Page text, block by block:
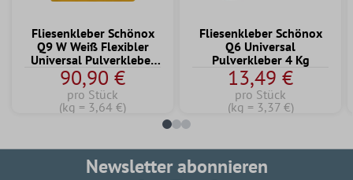
Fliesenkleber Schönox
Q9 W Weiß Flexibler
Universal Pulverkleber
25 KG
90,90 €
pro Stück
(kg = 3,64 €)
Fliesenkleber Schönox
Q6 Universal
Pulverkleber 4 Kg
13,49 €
pro Stück
(kg = 3,37 €)
Newsletter abonnieren